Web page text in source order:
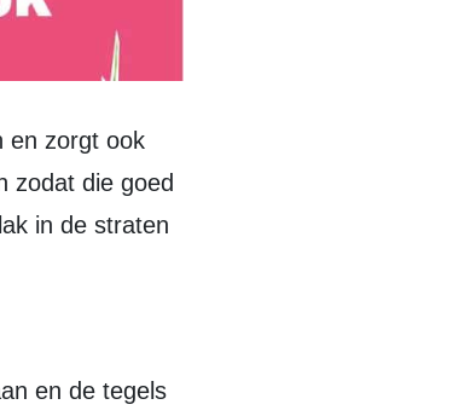
zodat die goed
in de straten